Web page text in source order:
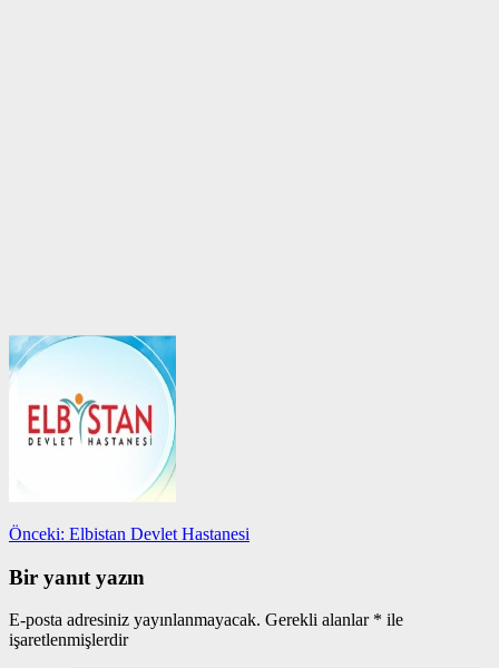
Yazı
gezinmesi
Önceki: Önceki
Elbistan Devlet Hastanesi
Bir yanıt yazın
E-posta adresiniz yayınlanmayacak. Gerekli alanlar * ile
işaretlenmişlerdir